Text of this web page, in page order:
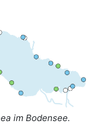
im Bodensee.